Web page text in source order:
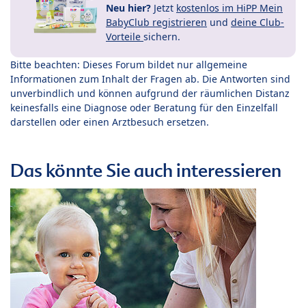
Neu hier? Jetzt kostenlos im HiPP Mein
BabyClub registrieren und deine Club-
Vorteile sichern.
Bitte beachten: Dieses Forum bildet nur allgemeine
Informationen zum Inhalt der Fragen ab. Die Antworten sind
unverbindlich und können aufgrund der räumlichen Distanz
keinesfalls eine Diagnose oder Beratung für den Einzelfall
darstellen oder einen Arztbesuch ersetzen.
Das könnte Sie auch interessieren